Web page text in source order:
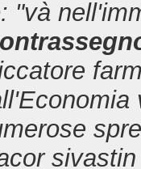
"và